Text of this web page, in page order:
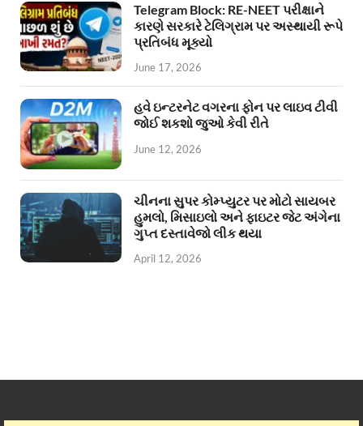
Telegram Block: RE-NEET પરીક્ષાને
કારણે સરકારે ટેલિગ્રામ પર અસ્થાયી રૂપે
પ્રતિબંધ મૂક્યો
June 17, 2026
હવે ઇન્ટરનેટ વગરના ફોન પર લાઇવ ટીવી
જોઈ શકશો જુઓ કેવી રીતે
June 12, 2026
ચીનના સુપર કોમ્પ્યુટર પર મોટો સાયબર
હુમલો, મિસાઇલો અને ફાઇટર જેટ અંગેના
ગુપ્ત દસ્તાવેજો લીક થયા
April 12, 2026